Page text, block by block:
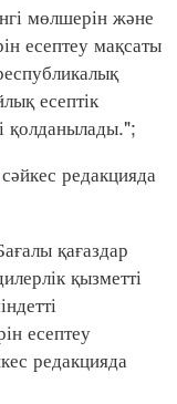
мөлшерін және
есептеу мақсаты
есептік
қолданылады.";
сәйкес редакцияда
қағаздар
қызметті
есептеу
редакцияда